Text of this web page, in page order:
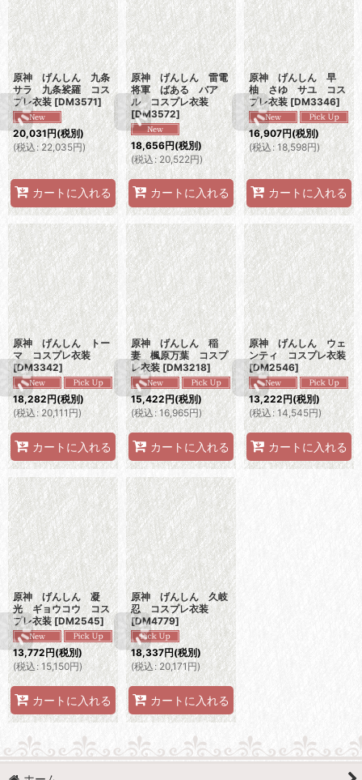
原神 げんしん 九条
サラ 九条裟羅 コス
プレ衣装 [DM3571]
20,031円(税別)
(税込 : 22,035円)
カートに入れる
原神 げんしん 雷電
将軍 ばある バア
ル コスプレ衣装
[DM3572]
18,656円(税別)
(税込: 20,522円)
カートに入れる
原神 げんしん 早
柚 さゆ サユ コス
プレ衣装 [DM3346]
16,907円(税別)
(税込 : 18,598円)
カートに入れる
原神 げんしん トー
マ コスプレ衣装
[DM3342]
18,282円(税別)
(税込 : 20,111円)
カートに入れる
原神 げんしん 稲
妻 楓原万葉 コスプ
レ衣装 [DM3218]
15,422円(税別)
(税込 : 16,965円)
カートに入れる
原神 げんしん ウェ
ンティ コスプレ衣装
[DM2546]
13,222円(税別)
(税込: 14,545円)
カートに入れる
原神 げんしん 凝
光 ギョウコウ コス
プレ衣装 [DM2545]
13,772円(税別)
(税込 : 15,150円)
カートに入れる
原神 げんしん 久岐
忍 コスプレ衣装
[DM4779]
18,337円(税別)
(税込: 20,171円)
カートに入れる